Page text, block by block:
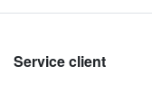
Service client